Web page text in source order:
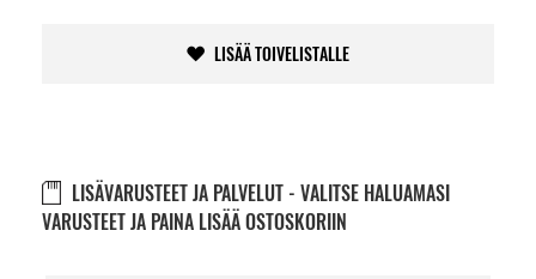
LISÄÄ TOIVELISTALLE
LISÄVARUSTEET JA PALVELUT - VALITSE HALUAMASI
VARUSTEET JA PAINA LISÄÄ OSTOSKORIIN